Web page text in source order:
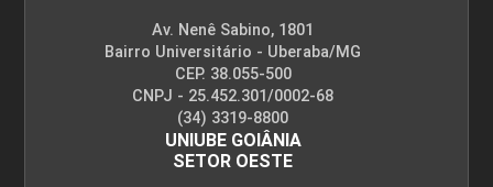
Av. Nenê Sabino, 1801
Bairro Universitário - Uberaba/MG
CEP. 38.055-500
CNPJ - 25.452.301/0002-68
(34) 3319-8800
UNIUBE GOIÂNIA
SETOR OESTE